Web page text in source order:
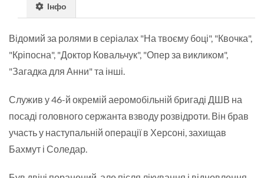
Інфо
Відомий за ролями в серіалах "На твоєму боці", "Квочка",
"Кріпосна", "Доктор Ковальчук", "Опер за викликом",
"Загадка для Анни" та інші.
Служив у 46-й окремій аеромобільній бригаді ДШВ на
посаді головного сержанта взводу розвідроти. Він брав
участь у наступальній операції в Херсоні, захищав
Бахмут і Соледар.